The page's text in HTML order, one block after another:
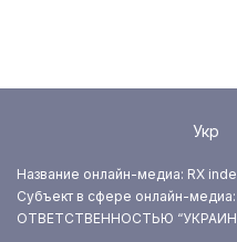
Укр
Название онлайн-медиа: RX
Субъект в сфере онлайн-
ОТВЕТСТВЕННОСТЬЮ